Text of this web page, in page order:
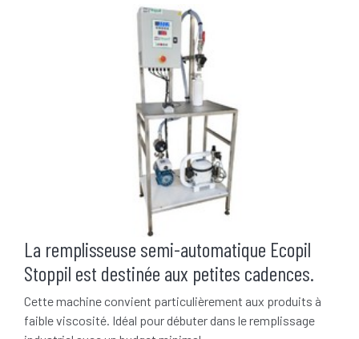
La remplisseuse semi-automatique Ecopil
Stoppil est destinée aux petites cadences.
Cette machine convient particulièrement aux produits à
faible viscosité. Idéal pour débuter dans le remplissage